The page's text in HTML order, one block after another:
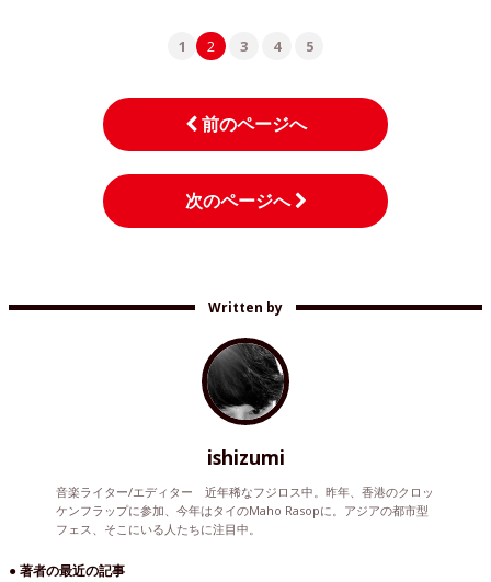
1 2 3 4 5
前のページへ
次のページへ
Written by
ishizumi
音楽ライター/エディター 近年稀なフジロス中。昨年、香港のクロッ
ケンフラップに参加、今年はタイのMaho Rasopに。アジアの都市型
フェス、そこにいる人たちに注目中。
● 著者の最近の記事